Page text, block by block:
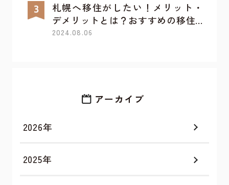
札幌へ移住がしたい！メリット・
デメリットとは？おすすめの移住...
2024.08.06
アーカイブ
2026年
2025年